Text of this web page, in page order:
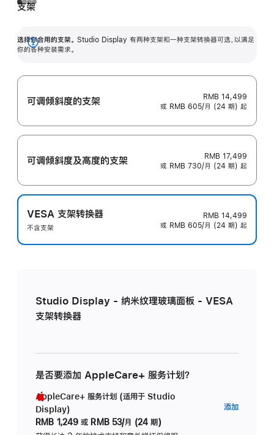
支架
选择你合用的支架。 Studio Display 有两种支架和一种支架转换器可选，以满足
你的各种安装需求。
展
可调倾斜度的支架
RMB 14,499
或 RMB 605/月 (24 期) 起
可调倾斜度及高‍度的支‍架
RMB 17,499
或 RMB 730/月 (24 期) 起
VESA 支架转换器
不含支架
RMB 14,499
或 RMB 605/月 (24 期) 起
Studio Display - 纳米纹理玻璃面板 - VESA
支架转换器
是否要添加 AppleCare+ 服务计划？
AppleCare+ 服务计划 (适用于 Studio
Display)
RMB 1,249 或 RMB 53/月 (24 期)
添加